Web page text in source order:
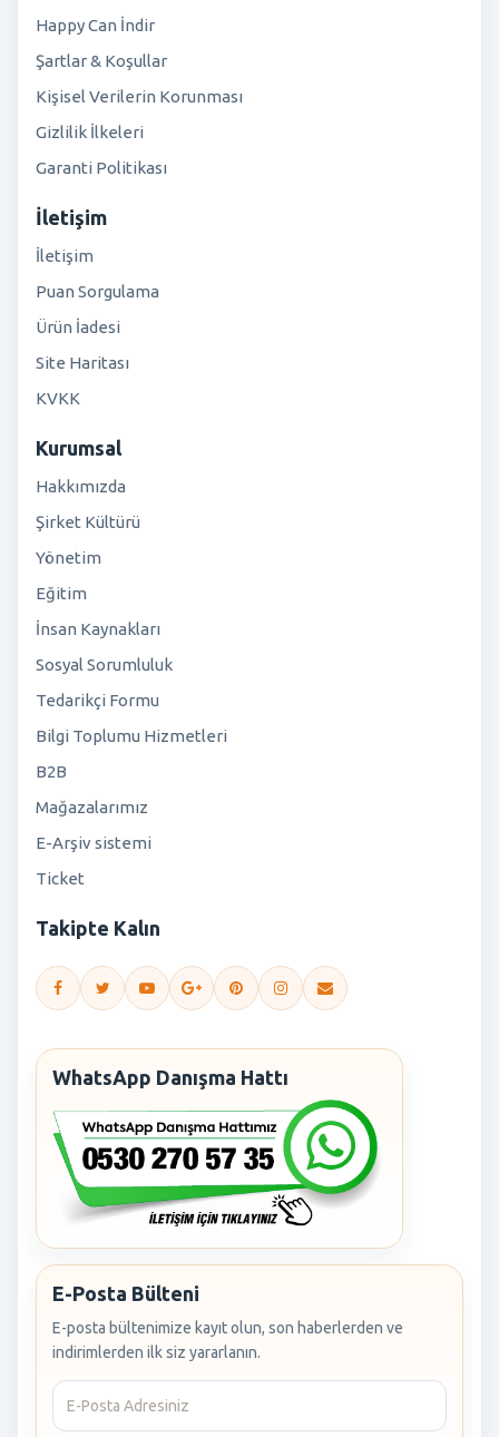
Happy Can İndir
Şartlar & Koşullar
Kişisel Verilerin Korunması
Gizlilik İlkeleri
Garanti Politikası
İletişim
İletişim
Puan Sorgulama
Ürün İadesi
Site Haritası
KVKK
Kurumsal
Hakkımızda
Şirket Kültürü
Yönetim
Eğitim
İnsan Kaynakları
Sosyal Sorumluluk
Tedarikçi Formu
Bilgi Toplumu Hizmetleri
B2B
Mağazalarımız
E-Arşiv sistemi
Ticket
Takipte Kalın
WhatsApp Danışma Hattı
E-Posta Bülteni
E-posta bültenimize kayıt olun, son haberlerden ve
indirimlerden ilk siz yararlanın.